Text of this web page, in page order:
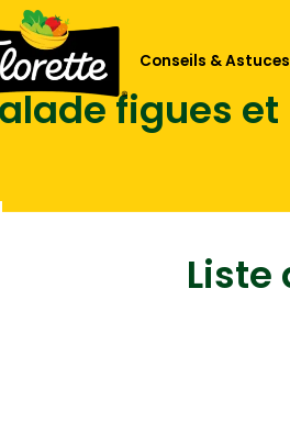
et gazpachos
Conseils & Astuces
Recettes
figues et
Liste